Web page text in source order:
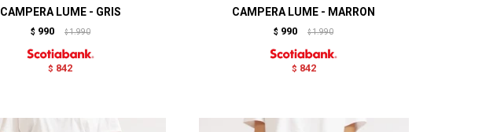
CAMPERA LUME - GRIS
$ 990 $ 1.990
$ 842
CAMPERA LUME - MARRON
$ 990 $ 1.990
$ 842